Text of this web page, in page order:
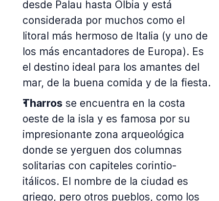
desde Palau hasta Olbia y está
considerada por muchos como el
litoral más hermoso de Italia (y uno de
los más encantadores de Europa). Es
el destino ideal para los amantes del
mar, de la buena comida y de la fiesta.
Tharros se encuentra en la costa
oeste de la isla y es famosa por su
impresionante zona arqueológica
donde se yerguen dos columnas
solitarias con capiteles corintio-
itálicos. El nombre de la ciudad es
griego, pero otros pueblos, como los